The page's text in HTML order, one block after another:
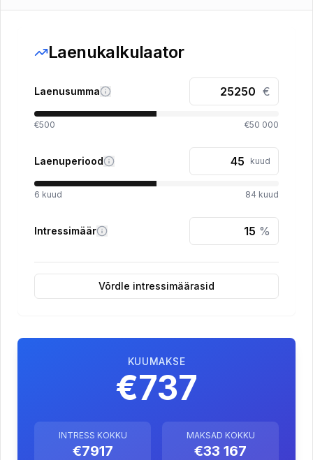
Laenukalkulaator
Laenusumma €
€500 €50 000
Laenuperiood kuud
6 kuud 84 kuud
Intressimäär %
Võrdle intressimäärasid
KUUMAKSE
€737
INTRESS KOKKU
€7917
MAKSAD KOKKU
€33 167